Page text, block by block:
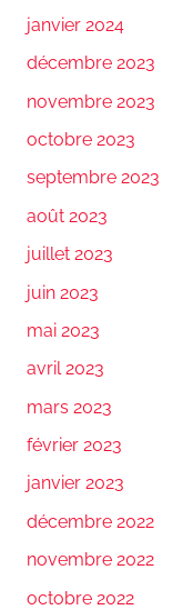
janvier 2024
décembre 2023
novembre 2023
octobre 2023
septembre 2023
août 2023
juillet 2023
juin 2023
mai 2023
avril 2023
mars 2023
février 2023
janvier 2023
décembre 2022
novembre 2022
octobre 2022